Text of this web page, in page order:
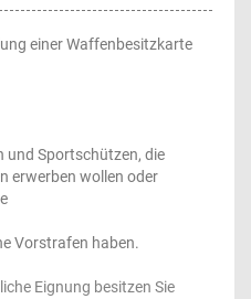
einer Waffenbesitzkarte
und Sportschützen, die
erwerben wollen oder
Vorstrafen haben.
Eignung besitzen Sie